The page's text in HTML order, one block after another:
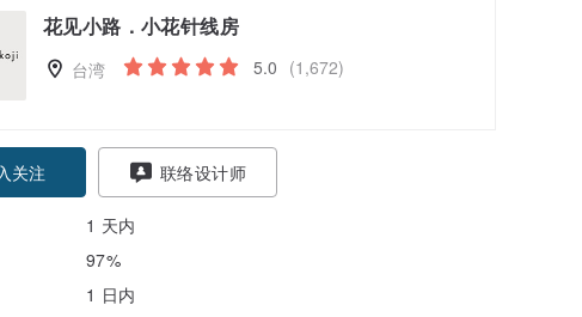
花见小路．小花针线房
台湾 5.0 (1,672)
关注 联络设计师
1 天内
97%
1 日内